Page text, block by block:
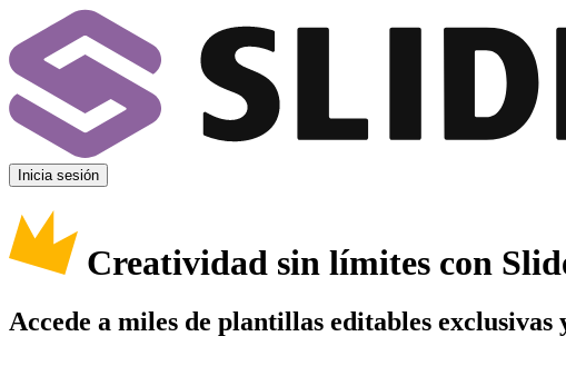
Inicia sesión
Creatividad sin límites con
Accede a miles de plantillas editables